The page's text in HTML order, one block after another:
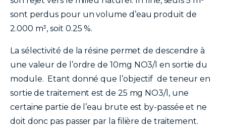
sont perdus pour un volume d’eau produit de
2.000 m³, soit 0.25 %.
La sélectivité de la résine permet de descendre à
une valeur de l’ordre de 10mg NO3/l en sortie du
module. Etant donné que l’objectif de teneur en
sortie de traitement est de 25 mg NO3/l, une
certaine partie de l’eau brute est by-passée et ne
doit donc pas passer par la filière de traitement.